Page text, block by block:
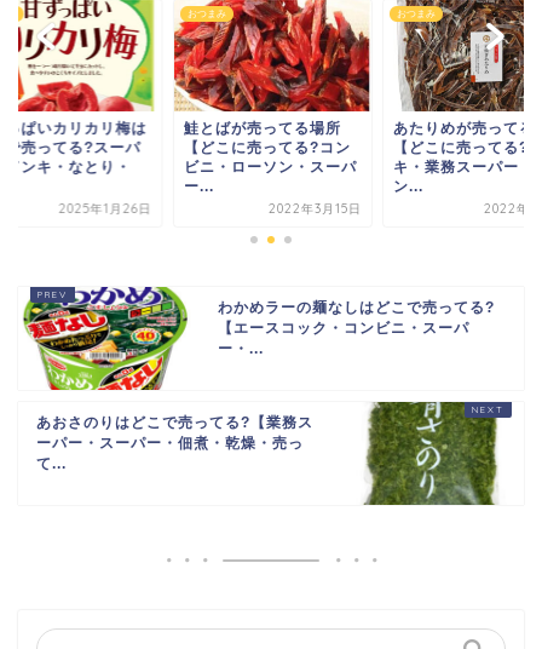
っぱいカリカリ梅は
で売ってる?スーパ
ドンキ・なとり・
2025年1月26日
おつまみ
鮭とばが売ってる場所
【どこに売ってる?コン
ビニ・ローソン・スーパ
ー...
2022年3月15日
おつまみ
あたりめが売ってる
【どこに売ってる?
キ・業務スーパー・
ン...
2022年1
わかめラーの麺なしはどこで売ってる?
【エースコック・コンビニ・スーパ
ー・...
あおさのりはどこで売ってる?【業務ス
ーパー・スーパー・佃煮・乾燥・売っ
て...